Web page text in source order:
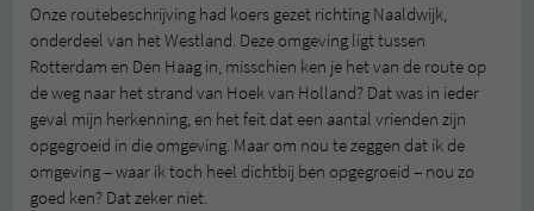
Onze routebeschrijving had koers gezet richting Naaldwijk,
onderdeel van het Westland. Deze omgeving ligt tussen
Rotterdam en Den Haag in, misschien ken je het van de route op
de weg naar het strand van Hoek van Holland? Dat was in ieder
geval mijn herkenning, en het feit dat een aantal vrienden zijn
opgegroeid in die omgeving. Maar om nou te zeggen dat ik de
omgeving – waar ik toch heel dichtbij ben opgegroeid – nou zo
goed ken? Dat zeker niet.